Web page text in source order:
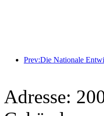
Adresse: